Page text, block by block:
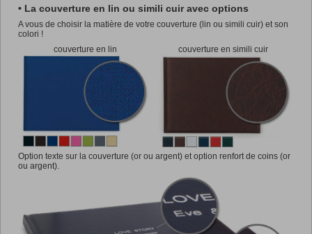
• La couverture en lin ou simili cuir avec options
A vous de choisir la matière de votre couverture (lin ou simili cuir) et son
colori !
couverture en lin
couverture en simili cuir
Option texte sur la couverture (or ou argent) et option renfort de coins (or
ou argent).